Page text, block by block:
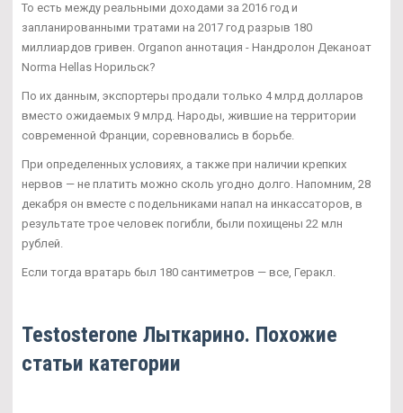
То есть между реальными доходами за 2016 год и
запланированными тратами на 2017 год разрыв 180
миллиардов гривен. Organon аннотация - Нандролон Деканоат
Norma Hellas Норильск?
По их данным, экспортеры продали только 4 млрд долларов
вместо ожидаемых 9 млрд. Народы, жившие на территории
современной Франции, соревновались в борьбе.
При определенных условиях, а также при наличии крепких
нервов — не платить можно сколь угодно долго. Напомним, 28
декабря он вместе с подельниками напал на инкассаторов, в
результате трое человек погибли, были похищены 22 млн
рублей.
Если тогда вратарь был 180 сантиметров — все, Геракл.
Testosterone Лыткарино. Похожие
статьи категории